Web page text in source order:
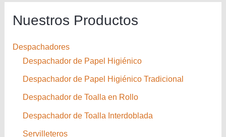
Nuestros Productos
Despachadores
Despachador de Papel Higiénico
Despachador de Papel Higiénico Tradicional
Despachador de Toalla en Rollo
Despachador de Toalla Interdoblada
Servilleteros